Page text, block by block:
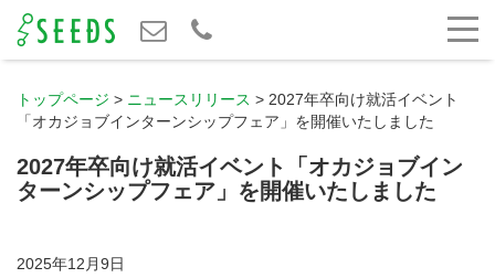
トップページ > ニュースリリース > 2027年卒向け就活イベント
「オカジョブインターンシップフェア」を開催いたしました
2027年卒向け就活イベント「オカジョブイン
ターンシップフェア」を開催いたしました
2025年12月9日